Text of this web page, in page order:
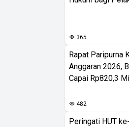
365
Rapat Paripurna
Anggaran 2026,
Capai Rp820,3
482
Peringati HUT